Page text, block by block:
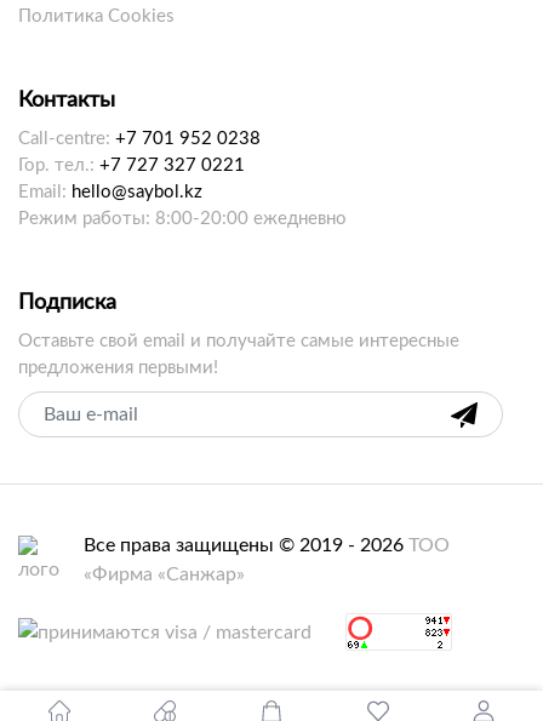
Политика Cookies
Контакты
Call-centre: +7 701 952 0238
Гор. тел.: +7 727 327 0221
Email: hello@saybol.kz
Режим работы: 8:00-20:00 ежедневно
Подписка
Оставьте свой email и получайте самые интересные
предложения первыми!
Все права защищены © 2019 - 2026 ТОО
«Фирма «Санжар»